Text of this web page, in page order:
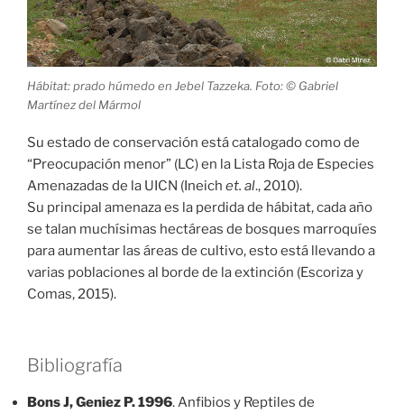
Hábitat: prado húmedo en Jebel Tazzeka. Foto: © Gabriel
Martínez del Mármol
Su estado de conservación está catalogado como de
“Preocupación menor” (LC) en la Lista Roja de Especies
Amenazadas de la UICN (Ineich et. al., 2010).
Su principal amenaza es la perdida de hábitat, cada año
se talan muchísimas hectáreas de bosques marroquíes
para aumentar las áreas de cultivo, esto está llevando a
varias poblaciones al borde de la extinción (Escoriza y
Comas, 2015).
Bibliografía
Bons J, Geniez P. 1996. Anfibios y Reptiles de